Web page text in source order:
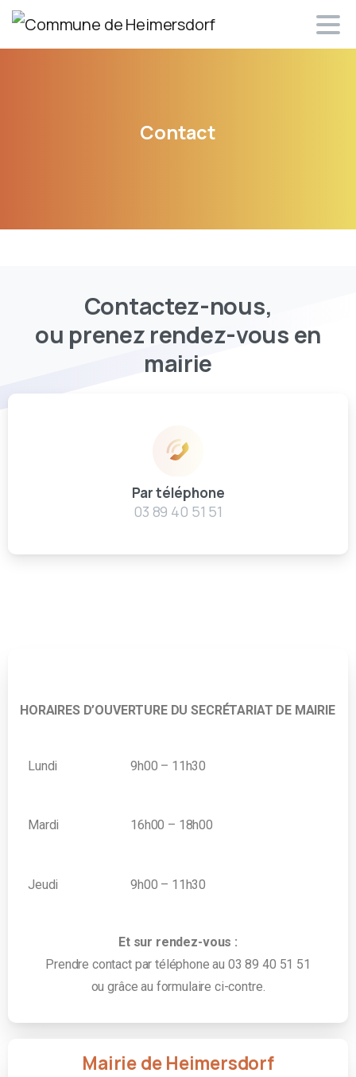
Contact
Contactez-nous,
ou prenez rendez-vous en
mairie
Par téléphone
03 89 40 51 51
HORAIRES D’OUVERTURE DU SECRÉTARIAT DE MAIRIE
Lundi 9h00 – 11h30
Mardi 16h00 – 18h00
Jeudi 9h00 – 11h30
Et sur rendez-vous :
Prendre contact par téléphone au 03 89 40 51 51
ou grâce au formulaire ci-contre.
Mairie de Heimersdorf